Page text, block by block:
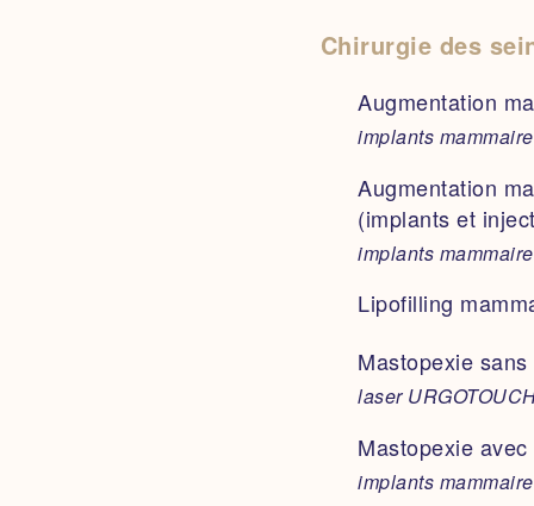
Chirurgie des
Augmentation
implants
Augmentation
(implants et
implants
Lipofilling
Mastopexie
laser
Mastopexie
implants
Augmentation
Augmentation
Gynécomastie
QZJB003 (si
Séance de
Inducteur de
2 seringues
Séance
Séance